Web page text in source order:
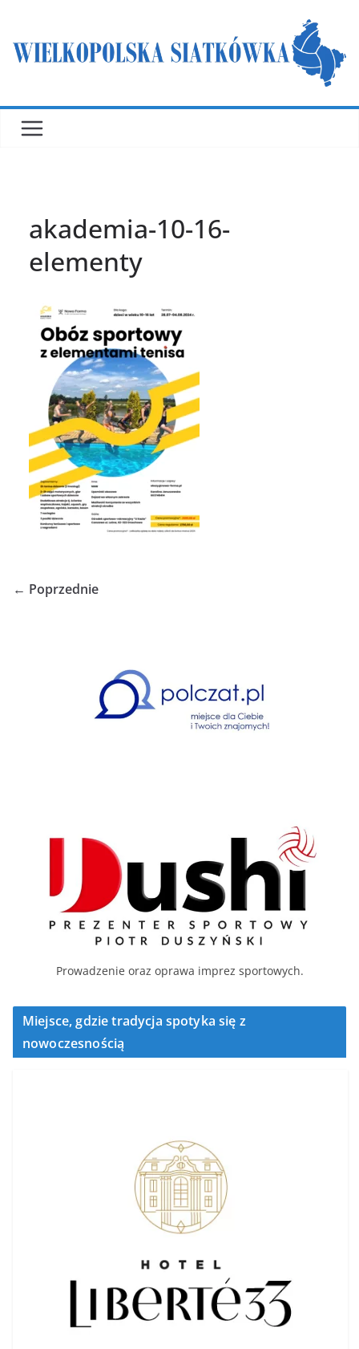
treści
akademia-10-16-
elementy
← Poprzednie
Prowadzenie oraz oprawa imprez sportowych.
Miejsce, gdzie tradycja spotyka się z
nowoczesnością